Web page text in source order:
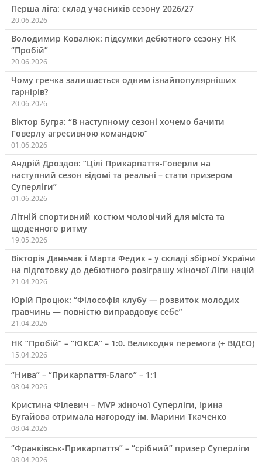
Перша ліга: склад учасників сезону 2026/27
20.06.2026
Володимир Ковалюк: підсумки дебютного сезону НК
“Пробій”
20.06.2026
Чому гречка залишається одним ізнайпопулярніших
гарнірів?
20.06.2026
Віктор Бугра: “В наступному сезоні хочемо бачити
Говерлу агресивною командою”
01.06.2026
Андрій Дроздов: “Цілі Прикарпаття-Говерли на
наступний сезон відомі та реальні – стати призером
Суперліги”
01.06.2026
Літній спортивний костюм чоловічий для міста та
щоденного ритму
19.05.2026
Вікторія Даньчак і Марта Федик – у складі збірної України
на підготовку до дебютного розіграшу жіночої Ліги націй
21.04.2026
Юрій Процюк: “Філософія клубу — розвиток молодих
гравчинь — повністю виправдовує себе”
21.04.2026
НК “Пробій” – “ЮКСА” – 1:0. Великодня перемога (+ ВІДЕО)
15.04.2026
“Нива” – “Прикарпаття-Благо” – 1:1
08.04.2026
Кристина Філевич – MVP жіночої Суперліги, Ірина
Бугайова отримала нагороду ім. Марини Ткаченко
08.04.2026
“Франківськ-Прикарпаття” – “срібний” призер Суперліги
08.04.2026